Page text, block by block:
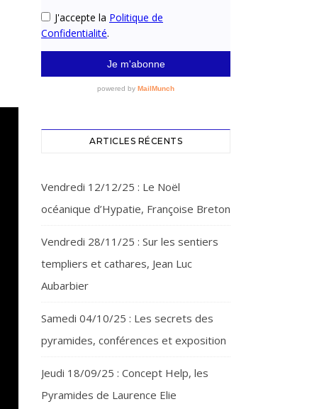
ARTICLES RÉCENTS
Vendredi 12/12/25 : Le Noël
océanique d’Hypatie, Françoise Breton
Vendredi 28/11/25 : Sur les sentiers
templiers et cathares, Jean Luc
Aubarbier
Samedi 04/10/25 : Les secrets des
pyramides, conférences et exposition
Jeudi 18/09/25 : Concept Help, les
Pyramides de Laurence Elie